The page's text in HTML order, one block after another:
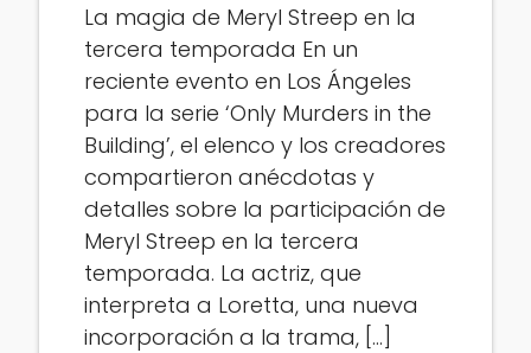
La magia de Meryl Streep en la
tercera temporada En un
reciente evento en Los Ángeles
para la serie ‘Only Murders in the
Building’, el elenco y los creadores
compartieron anécdotas y
detalles sobre la participación de
Meryl Streep en la tercera
temporada. La actriz, que
interpreta a Loretta, una nueva
incorporación a la trama, […]